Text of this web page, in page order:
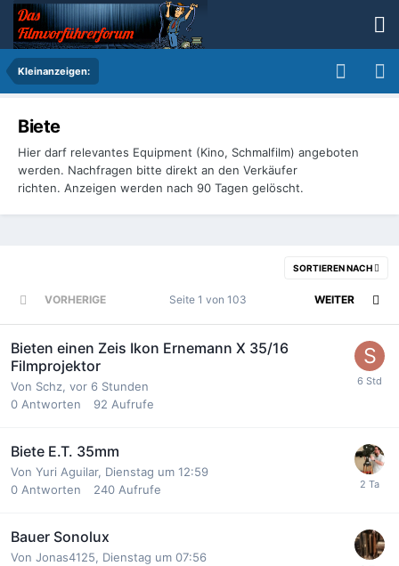
Kleinanzeigen:
Biete
Hier darf relevantes Equipment (Kino, Schmalfilm) angeboten
werden. Nachfragen bitte direkt an den Verkäufer
richten. Anzeigen werden nach 90 Tagen gelöscht.
SORTIEREN NACH
VORHERIGE WEITER
Seite 1 von 103
Bieten einen Zeis Ikon Ernemann X 35/16
Filmprojektor
Von Schz, vor 6 Stunden
0 Antworten 92 Aufrufe
Biete E.T. 35mm
Von Yuri Aguilar, Dienstag um 12:59
0 Antworten 240 Aufrufe
Bauer Sonolux
Von Jonas4125, Dienstag um 07:56